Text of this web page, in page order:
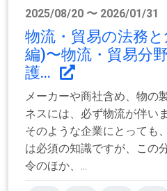
2025/08/20 〜 2026/01/31
物流・貿易の法務
編)〜物流・貿易分
護...
メーカーや商社含め、物の
ネスには、必ず物流が伴い
そのような企業にとっても
は必須の知識ですが、この
令のほか、...